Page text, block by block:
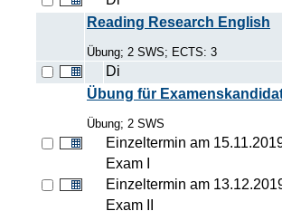
Reading Research English
Übung; 2 SWS; ECTS: 3
Di
Übung für
Übung; 2 SWS
Einzeltermin am
Exam I
Einzeltermin am
Exam II